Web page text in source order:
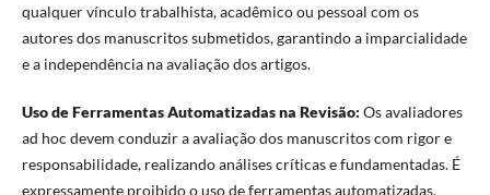
qualquer vínculo trabalhista, acadêmico ou pessoal com os
autores dos manuscritos submetidos, garantindo a imparcialidade
e a independência na avaliação dos artigos.
Uso de Ferramentas Automatizadas na Revisão: Os avaliadores
ad hoc devem conduzir a avaliação dos manuscritos com rigor e
responsabilidade, realizando análises críticas e fundamentadas. É
expressamente proibido o uso de ferramentas automatizadas,